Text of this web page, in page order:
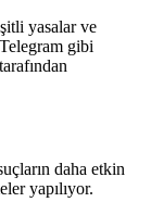
yasalar ve
gibi
daha etkin
yapılıyor.